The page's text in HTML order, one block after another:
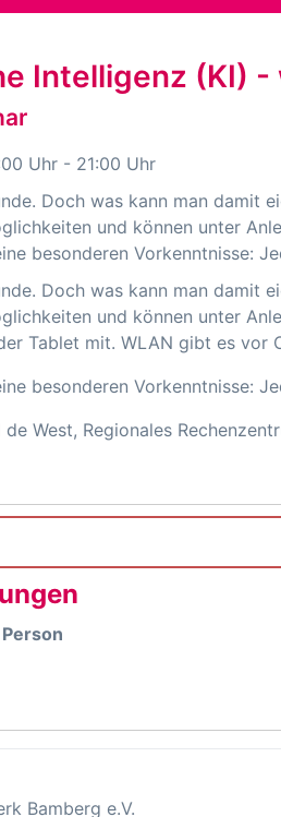
Intelligenz (KI)
Uhr - 21:00 Uhr
Doch was kann man damit
und können unter
besonderen Vorkenntnisse:
Doch was kann man damit
und können unter
Tablet mit. WLAN gibt es vor
besonderen Vorkenntnisse:
West, Regionales
Bamberg e.V.